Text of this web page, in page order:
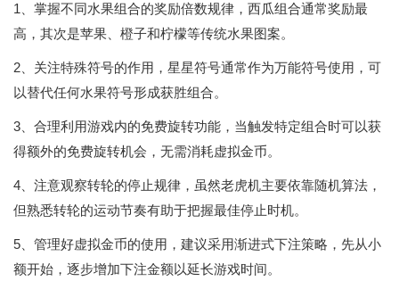
1、掌握不同水果组合的奖励倍数规律，西瓜组合通常奖励最
高，其次是苹果、橙子和柠檬等传统水果图案。
2、关注特殊符号的作用，星星符号通常作为万能符号使用，可
以替代任何水果符号形成获胜组合。
3、合理利用游戏内的免费旋转功能，当触发特定组合时可以获
得额外的免费旋转机会，无需消耗虚拟金币。
4、注意观察转轮的停止规律，虽然老虎机主要依靠随机算法，
但熟悉转轮的运动节奏有助于把握最佳停止时机。
5、管理好虚拟金币的使用，建议采用渐进式下注策略，先从小
额开始，逐步增加下注金额以延长游戏时间。